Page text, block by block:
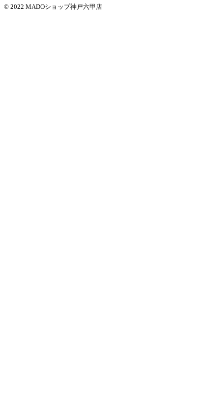
© 2022 MADOショップ神戸六甲店